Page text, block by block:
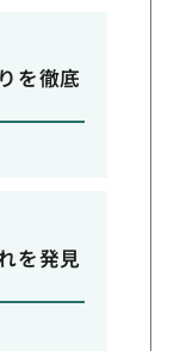
を徹底
を発見